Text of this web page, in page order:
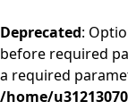
Deprecated:
before required
a required
/home/